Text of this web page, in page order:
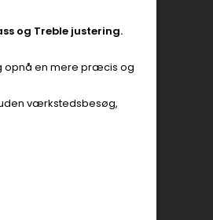
og Treble justering.
opnå en mere præcis og
værkstedsbesøg,